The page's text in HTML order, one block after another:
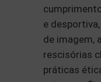
e
de imagem,
rescisórias
práticas